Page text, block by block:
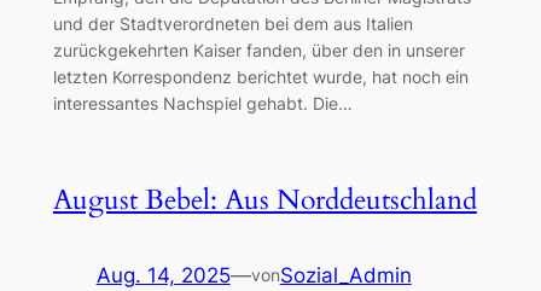
und der Stadtverordneten bei dem aus Italien
zurückgekehrten Kaiser fanden, über den in unserer
letzten Korrespondenz berichtet wurde, hat noch ein
interessantes Nachspiel gehabt. Die…
August Bebel: Aus Norddeutschland
Aug. 14, 2025—vonSozial_Admin